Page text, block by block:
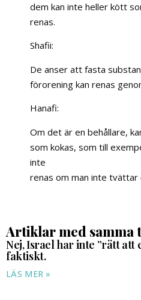
dem kan inte heller kött
renas.
Shafii:
De anser att fasta
förorening kan renas
Hanafi:
Om det är en behållare,
som kokas, som till
inte
renas om man inte tvättar
Artiklar med samma
Nej, Israel har inte ”rätt att
faktiskt.
LÄS MER »